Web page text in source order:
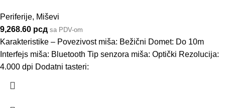
Periferije, Miševi
9,268.60 рсд sa PDV-om
Karakteristike – Povezivost miša: Bežični Domet: Do 10m
Interfejs miša: Bluetooth Tip senzora miša: Optički Rezolucija:
4.000 dpi Dodatni tasteri: